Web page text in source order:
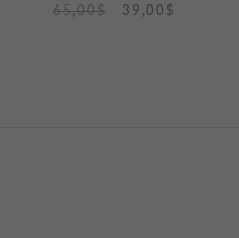
65,00$ 39,00 $